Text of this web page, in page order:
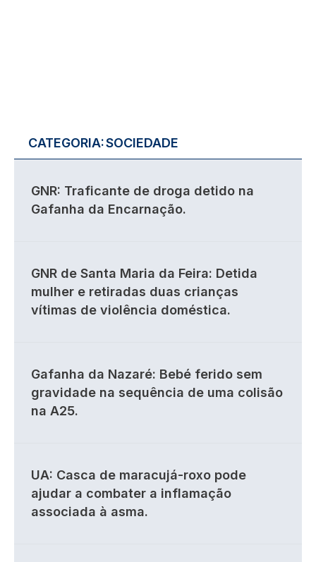
CATEGORIA:SOCIEDADE
GNR: Traficante de droga detido na
Gafanha da Encarnação.
GNR de Santa Maria da Feira: Detida
mulher e retiradas duas crianças
vítimas de violência doméstica.
Gafanha da Nazaré: Bebé ferido sem
gravidade na sequência de uma colisão
na A25.
UA: Casca de maracujá-roxo pode
ajudar a combater a inflamação
associada à asma.